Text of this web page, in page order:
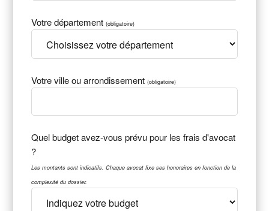
Votre département(obligatoire)
Votre ville ou arrondissement(obligatoire)
Quel budget avez-vous prévu pour les frais d'avocat
?
Les montants sont indicatifs. Chaque avocat fixe ses honoraires en fonction de la
complexité du dossier.